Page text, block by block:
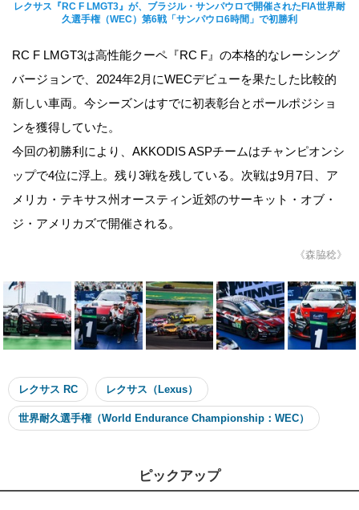
レクサス『RC F LMGT3』が、ブラジル・サンパウロで開催されたFIA世界耐
久選手権（WEC）第6戦「サンパウロ6時間」で初勝利
RC F LMGT3は高性能クーペ『RC F』の本格的なレーシング
バージョンで、2024年2月にWECデビューを果たした比較的
新しい車両。今シーズンはすでに初表彰台とポールポジショ
ンを獲得していた。
今回の初勝利により、AKKODIS ASPチームはチャンピオンシ
ップで4位に浮上。残り3戦を残している。次戦は9月7日、ア
メリカ・テキサス州オースティン近郊のサーキット・オブ・
ジ・アメリカズで開催される。
《森脇稔》
レクサス RC レクサス（Lexus）
世界耐久選手権（World Endurance Championship：WEC）
ピックアップ